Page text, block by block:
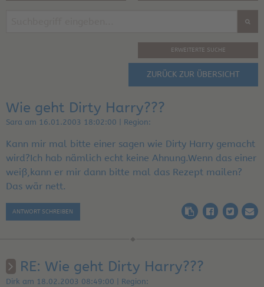
ERWEITERTE SUCHE
ZURÜCK ZUR ÜBERSICHT
Wie geht Dirty Harry???
Sara am 16.01.2003 18:02:00 | Region:
Kann mir mal bitte einer sagen wie Dirty Harry gemacht
wird?Ich hab nämlich echt keine Ahnung.Wenn das einer
weiß,kann er mir dann bitte mal das Rezept mailen?
Das wär nett.
ANTWORT SCHREIBEN
RE: Wie geht Dirty Harry???
Dirk am 18.02.2003 08:49:00 | Region: